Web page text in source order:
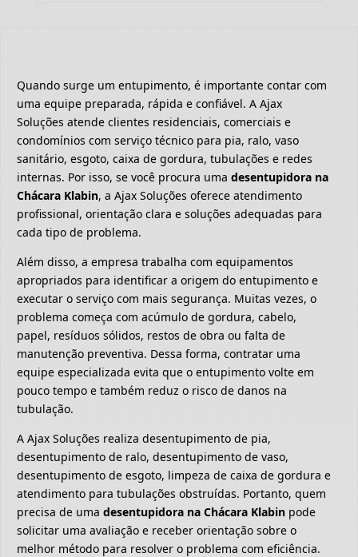
Quando surge um entupimento, é importante contar com
uma equipe preparada, rápida e confiável. A Ajax
Soluções atende clientes residenciais, comerciais e
condomínios com serviço técnico para pia, ralo, vaso
sanitário, esgoto, caixa de gordura, tubulações e redes
internas. Por isso, se você procura uma desentupidora na
Chácara Klabin, a Ajax Soluções oferece atendimento
profissional, orientação clara e soluções adequadas para
cada tipo de problema.
Além disso, a empresa trabalha com equipamentos
apropriados para identificar a origem do entupimento e
executar o serviço com mais segurança. Muitas vezes, o
problema começa com acúmulo de gordura, cabelo,
papel, resíduos sólidos, restos de obra ou falta de
manutenção preventiva. Dessa forma, contratar uma
equipe especializada evita que o entupimento volte em
pouco tempo e também reduz o risco de danos na
tubulação.
A Ajax Soluções realiza desentupimento de pia,
desentupimento de ralo, desentupimento de vaso,
desentupimento de esgoto, limpeza de caixa de gordura e
atendimento para tubulações obstruídas. Portanto, quem
precisa de uma desentupidora na Chácara Klabin pode
solicitar uma avaliação e receber orientação sobre o
melhor método para resolver o problema com eficiência.